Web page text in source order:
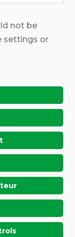
not be
settings or